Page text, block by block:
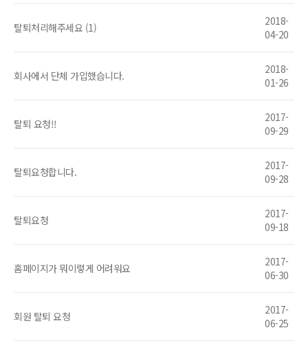
탈퇴처리해주세요 (1)
2018-
04-20
회사에서 단체 가입했습니다.
2018-
01-26
탈퇴 요청!!
2017-
09-29
탈퇴요청합니다.
2017-
09-28
탈퇴요청
2017-
09-18
홈페이지가 뭐이렇게 어려워요
2017-
06-30
회원 탈퇴 요청
2017-
06-25